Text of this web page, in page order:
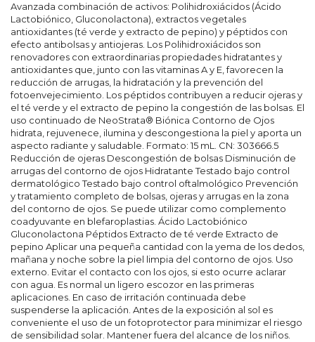
Avanzada combinación de activos: Polihidroxiácidos (Ácido
Lactobiónico, Gluconolactona), extractos vegetales
antioxidantes (té verde y extracto de pepino) y péptidos con
efecto antibolsas y antiojeras. Los Polihidroxiácidos son
renovadores con extraordinarias propiedades hidratantes y
antioxidantes que, junto con las vitaminas A y E, favorecen la
reducción de arrugas, la hidratación y la prevención del
fotoenvejecimiento. Los péptidos contribuyen a reducir ojeras y
el té verde y el extracto de pepino la congestión de las bolsas. El
uso continuado de NeoStrata® Biónica Contorno de Ojos
hidrata, rejuvenece, ilumina y descongestiona la piel y aporta un
aspecto radiante y saludable. Formato: 15 mL. CN: 303666.5
Reducción de ojeras Descongestión de bolsas Disminución de
arrugas del contorno de ojos Hidratante Testado bajo control
dermatológico Testado bajo control oftalmológico Prevención
y tratamiento completo de bolsas, ojeras y arrugas en la zona
del contorno de ojos. Se puede utilizar como complemento
coadyuvante en blefaroplastias. Ácido Lactobiónico
Gluconolactona Péptidos Extracto de té verde Extracto de
pepino Aplicar una pequeña cantidad con la yema de los dedos,
mañana y noche sobre la piel limpia del contorno de ojos. Uso
externo. Evitar el contacto con los ojos, si esto ocurre aclarar
con agua. Es normal un ligero escozor en las primeras
aplicaciones. En caso de irritación continuada debe
suspenderse la aplicación. Antes de la exposición al sol es
conveniente el uso de un fotoprotector para minimizar el riesgo
de sensibilidad solar. Mantener fuera del alcance de los niños.